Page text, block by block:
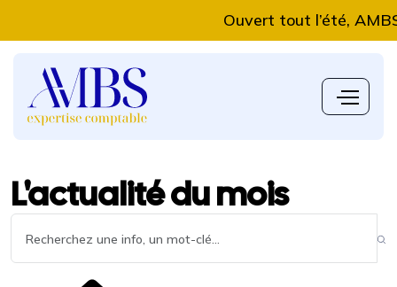
Ouvert tout l’été, AMBS
L'actualité du mois